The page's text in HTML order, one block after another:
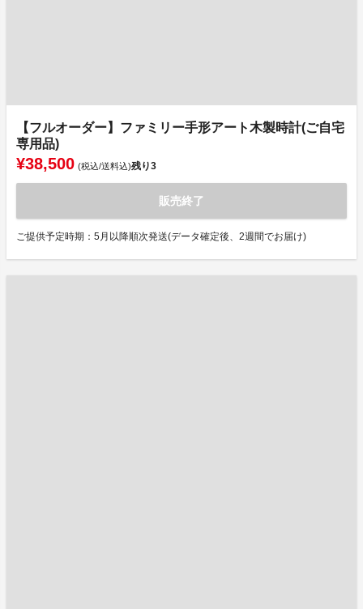
【フルオーダー】ファミリー手形アート木製時計(ご自宅
専用品)
¥38,500 (税込/送料込)残り3
販売終了
ご提供予定時期：5月以降順次発送(データ確定後、2週間でお届け)